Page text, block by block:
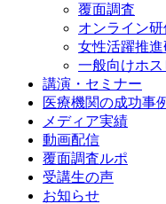
覆面調査
オンライン研
女性活躍推進
一般向けホ
講演・セミナー
医療機関の成功事
メディア実績
動画配信
覆面調査ルポ
受講生の声
お知らせ